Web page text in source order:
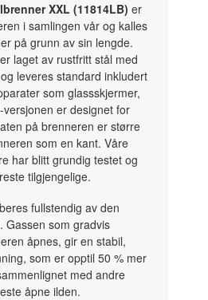
XXL (11814LB) er
i samlingen vår og kalles
på grunn av sin lengde.
laget av rustfritt stål med
leveres standard inkludert
som glassskjermer,
er designet for
på brenneren er større
som en kant. Våre
har blitt grundig testet og
tilgjengelige.
fullstendig av den
Gassen som gradvis
åpnes, gir en stabil,
som er opptil 50 % mer
med andre
åpne ilden.